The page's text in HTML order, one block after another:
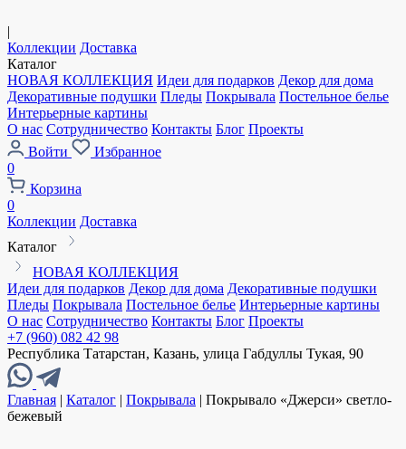
|
Коллекции Доставка
Каталог
НОВАЯ КОЛЛЕКЦИЯ Идеи для подарков Декор для дома
Декоративные подушки Пледы Покрывала Постельное белье
Интерьерные картины
О нас Сотрудничество Контакты Блог Проекты
Войти
Избранное
0
Корзина
0
Коллекции Доставка
Каталог
НОВАЯ КОЛЛЕКЦИЯ
Идеи для подарков Декор для дома Декоративные подушки
Пледы Покрывала Постельное белье Интерьерные картины
О нас Сотрудничество Контакты Блог Проекты
+7 (960) 082 42 98
Республика Татарстан, Казань, улица Габдуллы Тукая, 90
Главная | Каталог | Покрывала | Покрывало «Джерси» светло-
бежевый